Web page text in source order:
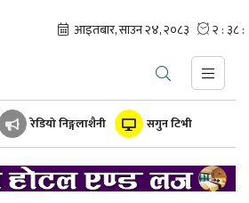
रेडियो निङ्गलाशैनी सगुन टिभी